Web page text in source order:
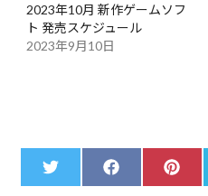
2023年10月 新作ゲームソフ
ト 発売スケジュール
2023年9月10日
Share
on
w
Share
on
F
a
Share
on
P
i